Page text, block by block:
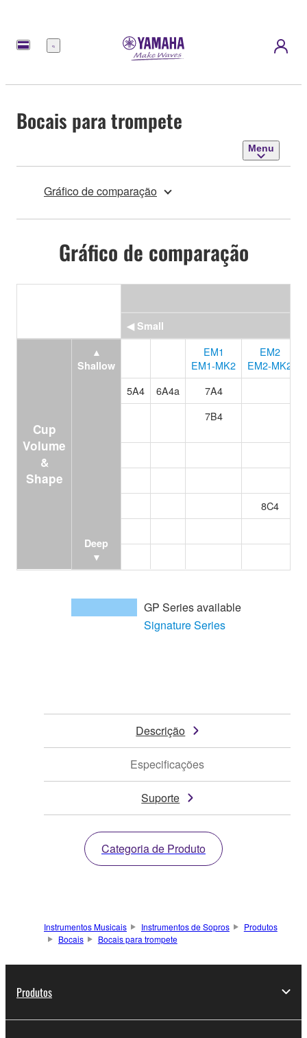
Menu
Bocais para trompete
Menu
Gráfico de comparação
Gráfico de comparação
◀ Small
Cup
Volume
&
Shape
▲
Shallow
EM1
EM1-MK2
EM2
EM2-MK2
5A4
6A4a
7A4
7B4
8C4
Deep
▼
GP Series available
Signature Series
Descrição
Especificações
Suporte
Categoria de Produto
Instrumentos Musicais Instrumentos de Sopros
Produtos
Bocais
Bocais para trompete
Produtos